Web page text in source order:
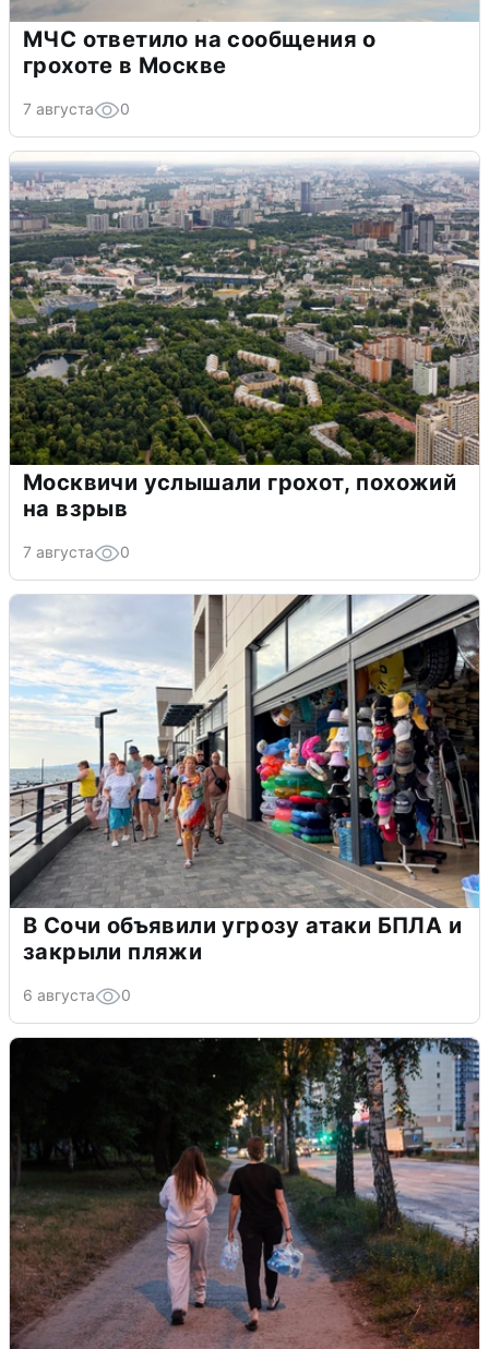
МЧС ответило на сообщения о
грохоте в Москве
7 августа 0
Москвичи услышали грохот, похожий
на взрыв
7 августа 0
В Сочи объявили угрозу атаки БПЛА и
закрыли пляжи
6 августа 0